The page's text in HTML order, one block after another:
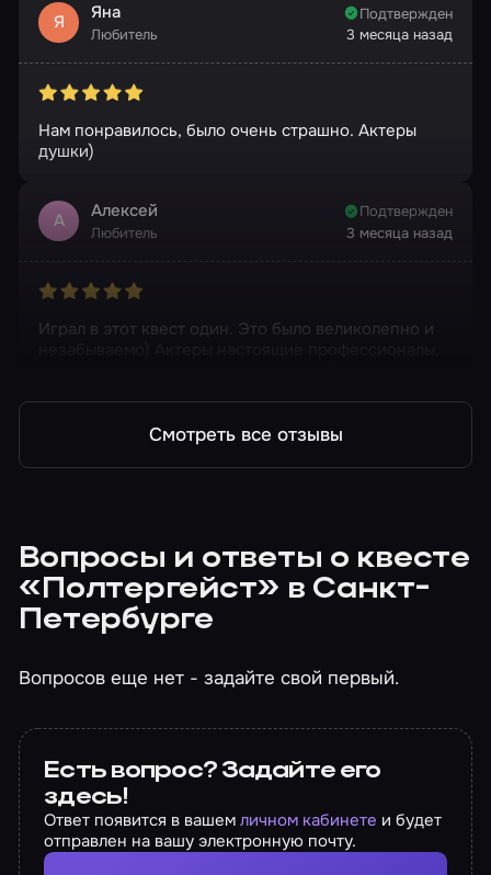
Я Яна
Любитель
Подтвержден
3 месяца назад
Нам понравилось, было очень страшно. Актеры
душки)
А Алексей
Любитель
Подтвержден
3 месяца назад
Играл в этот квест один. Это было великолепно и
Смотреть все отзывы
Вопросы и ответы о квесте
«Полтергейст» в Санкт-
Петербурге
Вопросов еще нет - задайте свой первый.
Есть вопрос? Задайте его
здесь!
Ответ появится в вашемличном кабинете и будет
отправлен на вашу электронную почту.